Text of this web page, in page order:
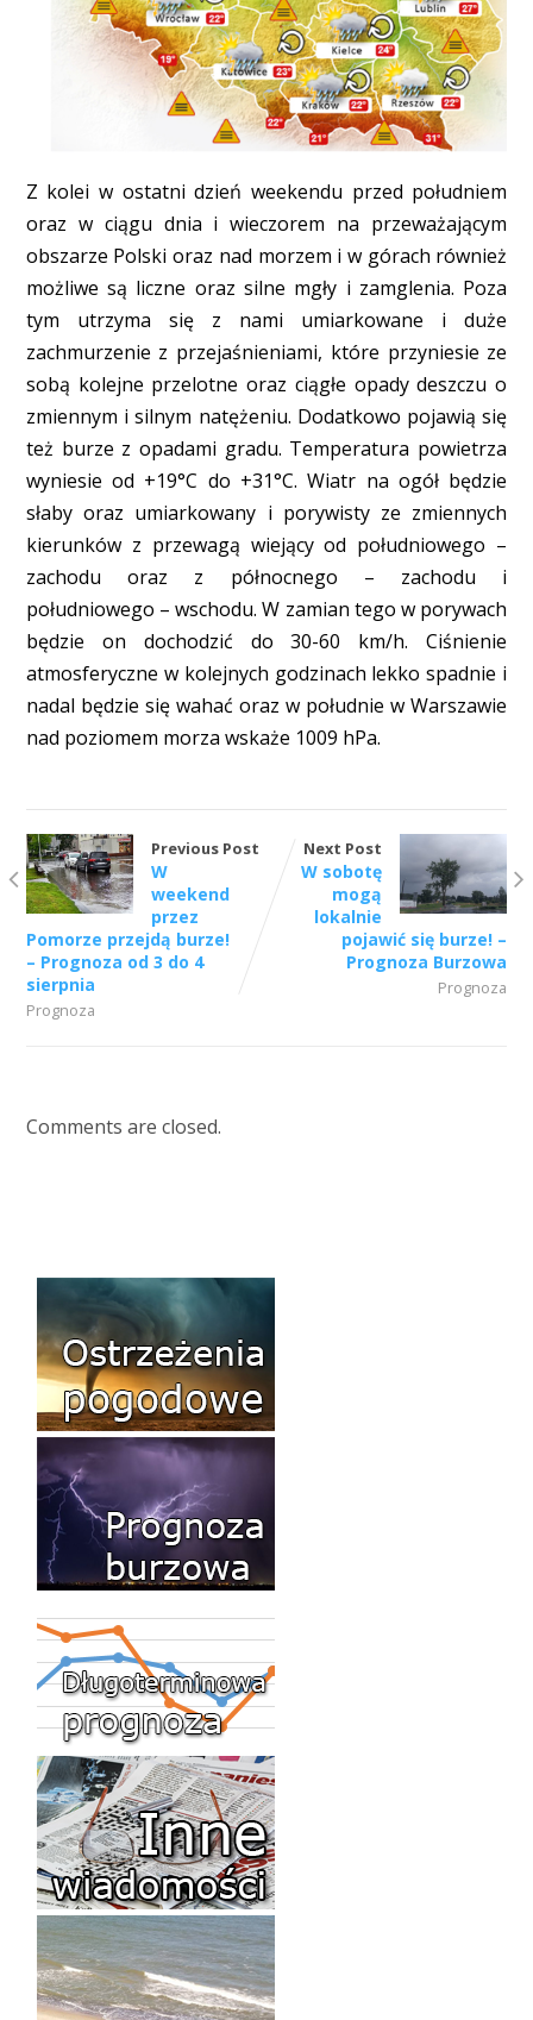
Z kolei w ostatni dzień weekendu przed południem
oraz w ciągu dnia i wieczorem na przeważającym
obszarze Polski oraz nad morzem i w górach również
możliwe są liczne oraz silne mgły i zamglenia. Poza
tym utrzyma się z nami umiarkowane i duże
zachmurzenie z przejaśnieniami, które przyniesie ze
sobą kolejne przelotne oraz ciągłe opady deszczu o
zmiennym i silnym natężeniu. Dodatkowo pojawią się
też burze z opadami gradu. Temperatura powietrza
wyniesie od +19°C do +31°C. Wiatr na ogół będzie
słaby oraz umiarkowany i porywisty ze zmiennych
kierunków z przewagą wiejący od południowego –
zachodu oraz z północnego – zachodu i
południowego – wschodu. W zamian tego w porywach
będzie on dochodzić do 30-60 km/h. Ciśnienie
atmosferyczne w kolejnych godzinach lekko spadnie i
nadal będzie się wahać oraz w południe w Warszawie
nad poziomem morza wskaże 1009 hPa.
Previous Post
W
weekend
przez
Pomorze przejdą burze!
– Prognoza od 3 do 4
sierpnia
Prognoza
Next Post
W sobotę
mogą
lokalnie
pojawić się burze! –
Prognoza Burzowa
Prognoza
Comments are closed.